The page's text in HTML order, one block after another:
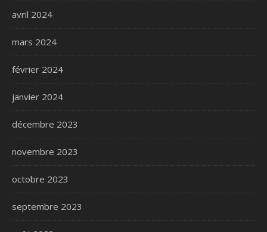
avril 2024
mars 2024
février 2024
janvier 2024
décembre 2023
novembre 2023
octobre 2023
septembre 2023